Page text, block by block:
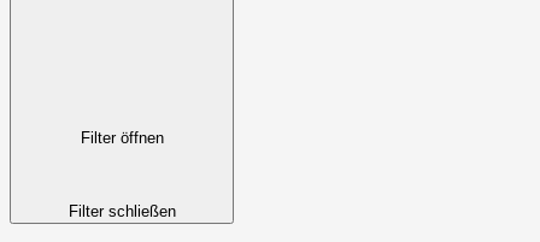
Filter öffnen
Filter schließen